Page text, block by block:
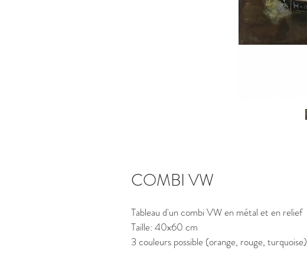
COMBI VW
Tableau d'un combi VW en métal et en relief
Taille: 40x60 cm
3 couleurs possible (orange, rouge, turquoise)